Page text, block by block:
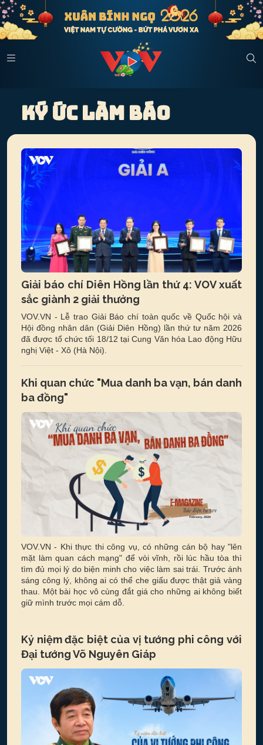
Ký ức làm báo
Giải báo chí Diên Hồng lần thứ 4: VOV xuất
sắc giành 2 giải thưởng
VOV.VN - Lễ trao Giải Báo chí toàn quốc về Quốc hội và
Hội đồng nhân dân (Giải Diên Hồng) lần thứ tư năm 2026
đã được tổ chức tối 18/12 tại Cung Văn hóa Lao động Hữu
nghị Việt - Xô (Hà Nội).
Khi quan chức "Mua danh ba vạn, bán danh
ba đồng"
VOV.VN - Khi thực thi công vụ, có những cán bộ hay "lên
mặt làm quan cách mạng" để vòi vĩnh, rồi lúc hầu tòa thì
tìm đủ mọi lý do biện minh cho việc làm sai trái. Trước ánh
sáng công lý, không ai có thể che giấu được thật giả vàng
thau. Một bài học vô cùng đắt giá cho những ai không biết
giữ mình trước mọi cám dỗ.
Kỷ niệm đặc biệt của vị tướng phi công với
Đại tướng Võ Nguyên Giáp